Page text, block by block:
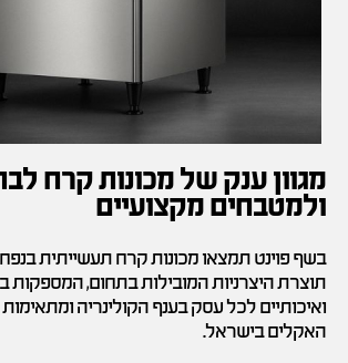
מגוון ענק של מכונות קרח
ולמטבחים מקצועיים
בשף פוינט תמצאו מכונות קרח תעשייתית
תוצרת היצרניות המובילות בתחום, המספקות
ואיכותיים לכל עסק בענף הקולינריה
האקלים בישראל.